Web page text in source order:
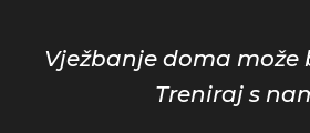
Vježbanje doma može
Treniraj s